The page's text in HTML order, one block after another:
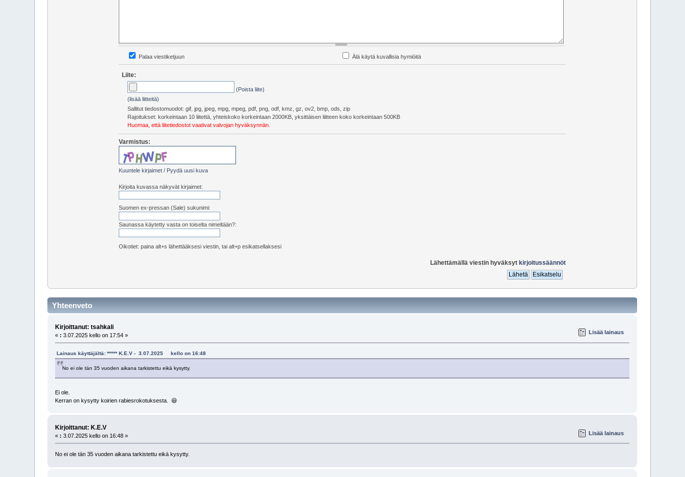
Palaa viestiketjuun Älä käytä kuvallisia hymiöitä
Liite:
(Poista liite)
(lisää liitteitä)
Sallitut tiedostomuodot: gif, jpg, jpeg, mpg, mpeg, pdf, png, odf, kmz, gz, ov2, bmp, ods, zip
Rajoitukset: korkeintaan 10 liitettä, yhteiskoko korkeintaan 2000KB, yksittäisen liitteen koko korkeintaan 500KB
Huomaa, että liitetiedostot vaativat valvojan hyväksynnän.
Varmistus:
Kuuntele kirjaimet / Pyydä uusi kuva
Kirjoita kuvassa näkyvät kirjaimet:
Suomen ex-pressan (Sale) sukunimi:
Saunassa käytetty vasta on toiselta nimeltään?:
Oikotiet: paina alt+s lähettääksesi viestin, tai alt+p esikatsellaksesi
Lähettämällä viestin hyväksyt kirjoitussäännöt
Yhteenveto
Kirjoittanut: tsahkali
« : 3.07.2025 kello on 17:54 » Lisää lainaus
Lainaus käyttäjältä: ***** K.E.V - 3.07.2025 kello on 16:48
No ei ole tän 35 vuoden aikana tarkistettu eikä kysytty.
Ei ole.
Kerran on kysytty koirien rabiesrokotuksesta. 😆
Kirjoittanut: K.E.V
« : 3.07.2025 kello on 16:48 » Lisää lainaus
No ei ole tän 35 vuoden aikana tarkistettu eikä kysytty.